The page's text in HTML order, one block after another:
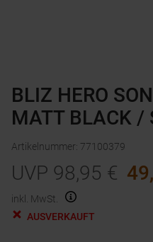
BLIZ HERO
MATT BLACK /
Artikelnummer: 77100379
UVP 98,95 €
inkl. MwSt.
AUSVERKAUFT